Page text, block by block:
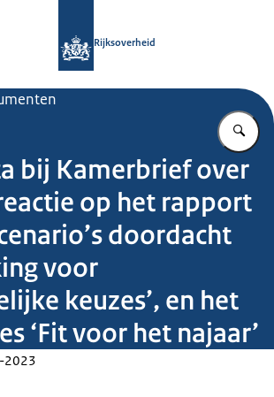
Rijksoverheid
bij Kamerbrief over
op het rapport
doordacht
voor
keuzes’, en het
‘Fit voor het najaar’
2023